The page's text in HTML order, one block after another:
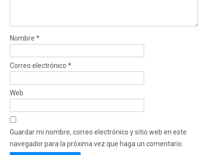
Nombre *
Correo electrónico *
Web
Guardar mi nombre, correo electrónico y sitio web en este
navegador para la próxima vez que haga un comentario.